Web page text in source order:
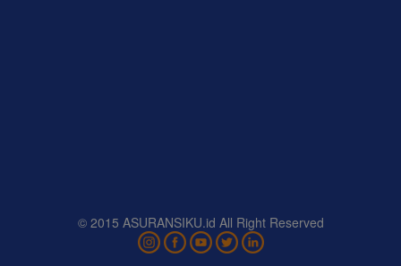
© 2015 ASURANSIKU.id All Right Reserved